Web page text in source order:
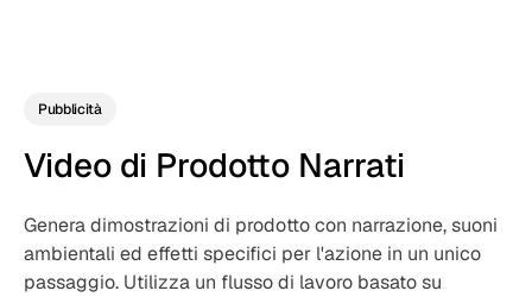
Pubblicità
Video di Prodotto Narrati
Genera dimostrazioni di prodotto con narrazione, suoni
ambientali ed effetti specifici per l'azione in un unico
passaggio. Utilizza un flusso di lavoro basato su